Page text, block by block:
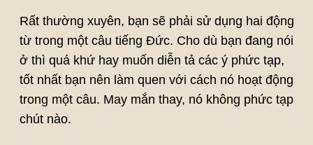
Rất thường xuyên, bạn sẽ phải sử dụng hai động
từ trong một câu tiếng Đức. Cho dù bạn đang nói
ở thì quá khứ hay muốn diễn tả các ý phức tạp,
tốt nhất bạn nên làm quen với cách nó hoạt động
trong một câu. May mắn thay, nó không phức tạp
chút nào.